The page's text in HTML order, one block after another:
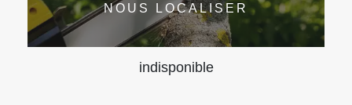
NOUS LOCALISER
indisponible